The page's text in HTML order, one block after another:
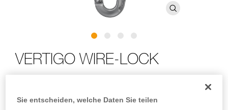
VERTIGO WIRE-LOCK
Sie entscheiden, welche Daten Sie teilen